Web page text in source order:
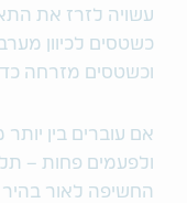
עשויה לזרז את
כשטסים לכיוון
וכשטסים מזרחה
ולפעמים פחות –
החשיפה לאור בהיר